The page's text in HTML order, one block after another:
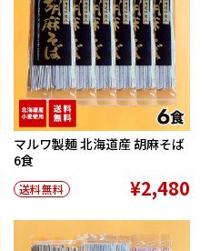
マルワ製麺 北海道産 胡麻そば
6食
送料無料 ¥2,480